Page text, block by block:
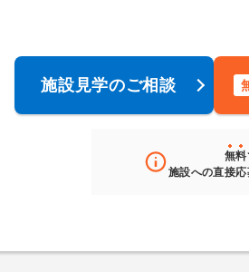
施設見学のご相談
無料
施設への直接